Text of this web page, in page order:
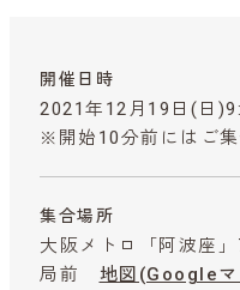
開催日時
2021年12月19日(日
※開始10分前にはご集
集合場所
大阪メトロ「阿波座
局前 地図(Google